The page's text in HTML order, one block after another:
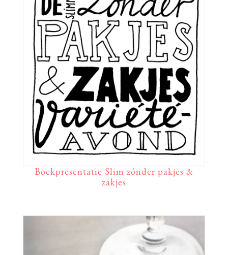
Boekpresentatie Slim zónder pakjes &
zakjes